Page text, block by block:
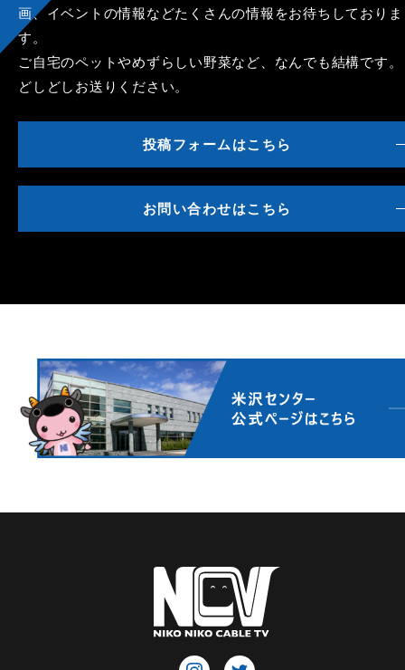
画、イベントの情報などたくさんの情報をお待ちしておりま
す。
ご自宅のペットやめずらしい野菜など、なんでも結構です。
どしどしお送りください。
投稿フォームはこちら
お問い合わせはこちら